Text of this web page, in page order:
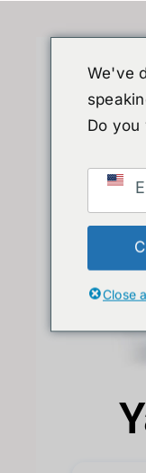
Go to...
We've
Do you
Close